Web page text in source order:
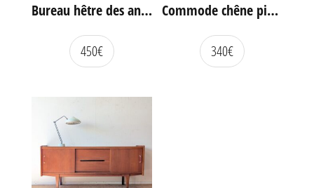
Bureau hêtre des années 60
450€
Commode chêne pieds compas vintage
340€